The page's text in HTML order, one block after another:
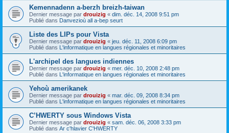
Kemennadenn a-berzh breizh-taiwan
Dernier message par drouizig « dim. déc. 14, 2008 9:51 pm
Publié dans Danvezioù all a-bep seurt
Liste des LIPs pour Vista
Dernier message par drouizig « jeu. déc. 11, 2008 6:09 pm
Publié dans L'informatique en langues régionales et minoritaires
L'archipel des langues indiennes
Dernier message par drouizig « mer. déc. 10, 2008 2:48 pm
Publié dans L'informatique en langues régionales et minoritaires
Yehoù amerikanek
Dernier message par drouizig « mar. déc. 09, 2008 8:34 pm
Publié dans L'informatique en langues régionales et minoritaires
C’HWERTY sous Windows Vista
Dernier message par drouizig « sam. déc. 06, 2008 3:33 pm
Publié dans Ar c'hlavier C'HWERTY